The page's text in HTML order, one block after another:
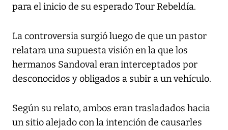
para el inicio de su esperado Tour Rebeldía.
La controversia surgió luego de que un pastor
relatara una supuesta visión en la que los
hermanos Sandoval eran interceptados por
desconocidos y obligados a subir a un vehículo.
Según su relato, ambos eran trasladados hacia
un sitio alejado con la intención de causarles